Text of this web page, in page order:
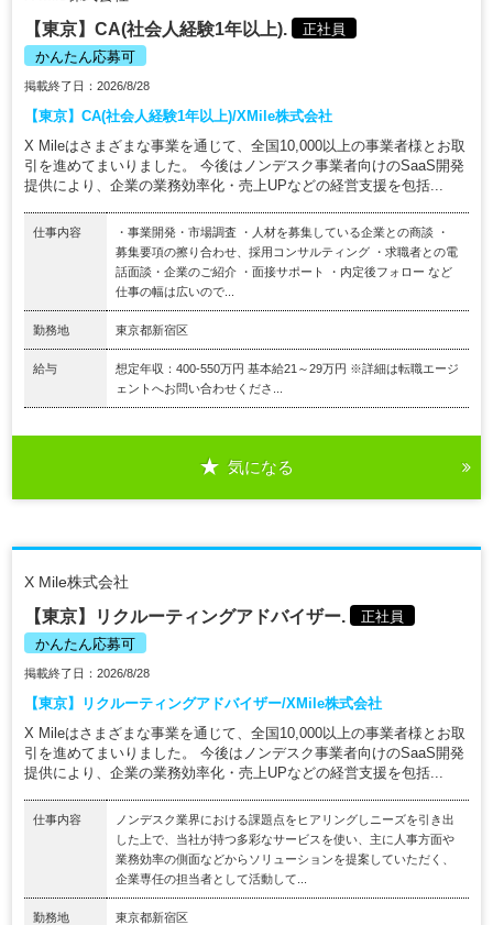
【東京】CA(社会人経験1年以上).
正社員
かんたん応募可
掲載終了日：2026/8/28
【東京】CA(社会人経験1年以上)/XMile株式会社
X Mileはさまざまな事業を通じて、全国10,000以上の事業者様とお取
引を進めてまいりました。 今後はノンデスク事業者向けのSaaS開発
提供により、企業の業務効率化・売上UPなどの経営支援を包括...
仕事内容
・事業開発・市場調査 ・人材を募集している企業との商談 ・
募集要項の擦り合わせ、採用コンサルティング ・求職者との電
話面談・企業のご紹介 ・面接サポート ・内定後フォロー など
仕事の幅は広いので...
勤務地 東京都新宿区
給与
想定年収：400-550万円 基本給21～29万円 ※詳細は転職エージ
ェントへお問い合わせくださ...
気になる
X Mile株式会社
【東京】リクルーティングアドバイザー.
正社員
かんたん応募可
掲載終了日：2026/8/28
【東京】リクルーティングアドバイザー/XMile株式会社
X Mileはさまざまな事業を通じて、全国10,000以上の事業者様とお取
引を進めてまいりました。 今後はノンデスク事業者向けのSaaS開発
提供により、企業の業務効率化・売上UPなどの経営支援を包括...
仕事内容
ノンデスク業界における課題点をヒアリングしニーズを引き出
した上で、当社が持つ多彩なサービスを使い、主に人事方面や
業務効率の側面などからソリューションを提案していただく、
企業専任の担当者として活動して...
勤務地 東京都新宿区